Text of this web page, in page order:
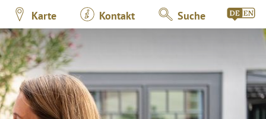
Karte Kontakt Suche